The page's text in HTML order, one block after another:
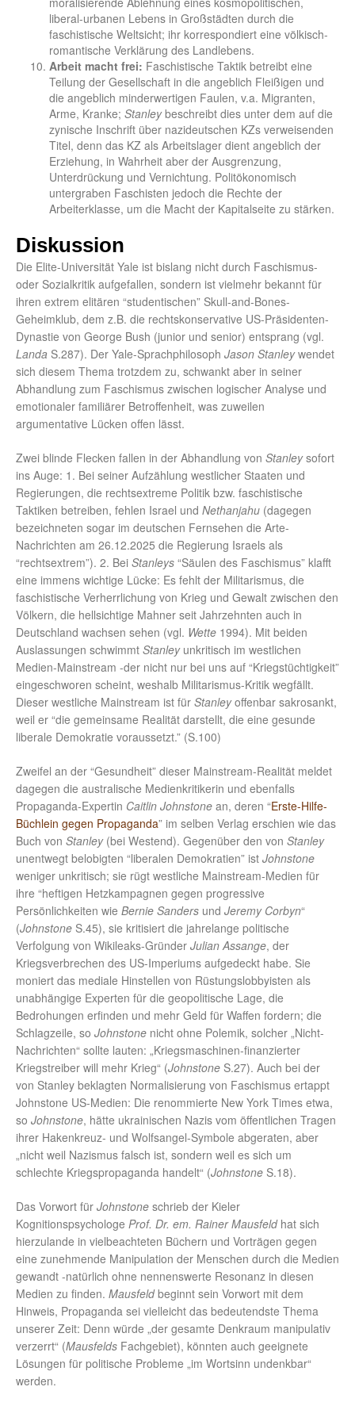
liberal-urbanen Lebens in Großstädten durch die
faschistische Weltsicht; ihr korrespondiert eine völkisch-
romantische Verklärung des Landlebens.
Arbeit macht frei: Faschistische Taktik betreibt eine
Teilung der Gesellschaft in die angeblich Fleißigen und
die angeblich minderwertigen Faulen, v.a. Migranten,
Arme, Kranke; Stanleybeschreibt dies unter dem auf die
zynische Inschrift über nazideutschen KZs verweisenden
Titel, denn das KZ als Arbeitslager dient angeblich der
Erziehung, in Wahrheit aber der Ausgrenzung,
Unterdrückung und Vernichtung. Politökonomisch
untergraben Faschisten jedoch die Rechte der
Arbeiterklasse, um die Macht der Kapitalseite zu stärken.
Diskussion
Die Elite-Universität Yale ist bislang nicht durch Faschismus-
oder Sozialkritik aufgefallen, sondern ist vielmehr bekannt für
ihren extrem elitären “studentischen” Skull-and-Bones-
Geheimklub, dem z.B. die rechtskonservative US-Präsidenten-
Dynastie von George Bush (junior und senior) entsprang (vgl.
Landa S.287). Der Yale-Sprachphilosoph Jason Stanleywendet
sich diesem Thema trotzdem zu, schwankt aber in seiner
Abhandlung zum Faschismus zwischen logischer Analyse und
emotionaler familiärer Betroffenheit, was zuweilen
argumentative Lücken offen lässt.
Zwei blinde Flecken fallen in der Abhandlung von Stanleysofort
ins Auge: 1. Bei seiner Aufzählung westlicher Staaten und
Regierungen, die rechtsextreme Politik bzw. faschistische
Taktiken betreiben, fehlen Israel und Nethanjahu (dagegen
bezeichneten sogar im deutschen Fernsehen die Arte-
Nachrichten am 26.12.2025 die Regierung Israels als
“rechtsextrem”). 2. Bei Stanleys “Säulen des Faschismus” klafft
eine immens wichtige Lücke: Es fehlt der Militarismus, die
faschistische Verherrlichung von Krieg und Gewalt zwischen den
Völkern, die hellsichtige Mahner seit Jahrzehnten auch in
Deutschland wachsen sehen (vgl. Wette 1994). Mit beiden
Auslassungen schwimmt Stanleyunkritisch im westlichen
Medien-Mainstream -der nicht nur bei uns auf “Kriegstüchtigkeit”
eingeschworen scheint, weshalb Militarismus-Kritik wegfällt.
Dieser westliche Mainstream ist für Stanleyoffenbar sakrosankt,
weil er “die gemeinsame Realität darstellt, die eine gesunde
liberale Demokratie voraussetzt.” (S.100)
Zweifel an der “Gesundheit” dieser Mainstream-Realität meldet
dagegen die australische Medienkritikerin und ebenfalls
Propaganda-Expertin Caitlin Johnstone an, deren “Erste-Hilfe-
Büchlein gegen Propaganda” im selben Verlag erschien wie das
Buch von Stanley (bei Westend). Gegenüber den von Stanley
unentwegt belobigten “liberalen Demokratien” ist Johnstone
weniger unkritisch; sie rügt westliche Mainstream-Medien für
ihre “heftigen Hetzkampagnen gegen progressive
Persönlichkeiten wie Bernie Sanders und Jeremy Corbyn“
(Johnstone S.45), sie kritisiert die jahrelange politische
Verfolgung von Wikileaks-Gründer Julian Assange, der
Kriegsverbrechen des US-Imperiums aufgedeckt habe. Sie
moniert das mediale Hinstellen von Rüstungslobbyisten als
unabhängige Experten für die geopolitische Lage, die
Bedrohungen erfinden und mehr Geld für Waffen fordern; die
Schlagzeile, so Johnstone nicht ohne Polemik, solcher „Nicht-
Nachrichten“ sollte lauten: „Kriegsmaschinen-finanzierter
Kriegstreiber will mehr Krieg“ (Johnstone S.27). Auch bei der
von Stanley beklagten Normalisierung von Faschismus ertappt
Johnstone US-Medien: Die renommierte New York Times etwa,
so Johnstone, hätte ukrainischen Nazis vom öffentlichen Tragen
ihrer Hakenkreuz- und Wolfsangel-Symbole abgeraten, aber
„nicht weil Nazismus falsch ist, sondern weil es sich um
schlechte Kriegspropaganda handelt“ (Johnstone S.18).
Das Vorwort für Johnstone schrieb der Kieler
Kognitionspsychologe Prof. Dr. em. Rainer Mausfeldhat sich
hierzulande in vielbeachteten Büchern und Vorträgen gegen
eine zunehmende Manipulation der Menschen durch die Medien
gewandt -natürlich ohne nennenswerte Resonanz in diesen
Medien zu finden. Mausfeldbeginnt sein Vorwort mit dem
Hinweis, Propaganda sei vielleicht das bedeutendste Thema
unserer Zeit: Denn würde „der gesamte Denkraum manipulativ
verzerrt“ (Mausfelds Fachgebiet), könnten auch geeignete
Lösungen für politische Probleme „im Wortsinn undenkbar“
werden.